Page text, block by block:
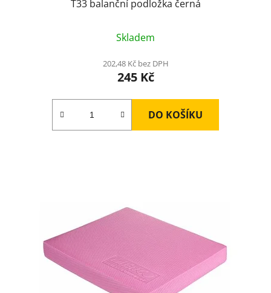
T33 balanční podložka černá
Skladem
202,48 Kč bez DPH
245 Kč
DO KOŠÍKU